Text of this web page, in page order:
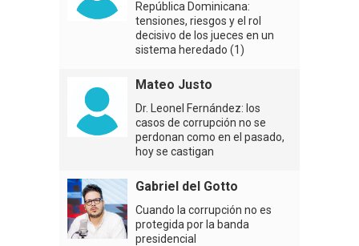
República Dominicana:
tensiones, riesgos y el rol
decisivo de los jueces en un
sistema heredado (1)
Mateo Justo
Dr. Leonel Fernández: los
casos de corrupción no se
perdonan como en el pasado,
hoy se castigan
Gabriel del Gotto
Cuando la corrupción no es
protegida por la banda
presidencial